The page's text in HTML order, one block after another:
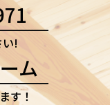
!
ム
す！